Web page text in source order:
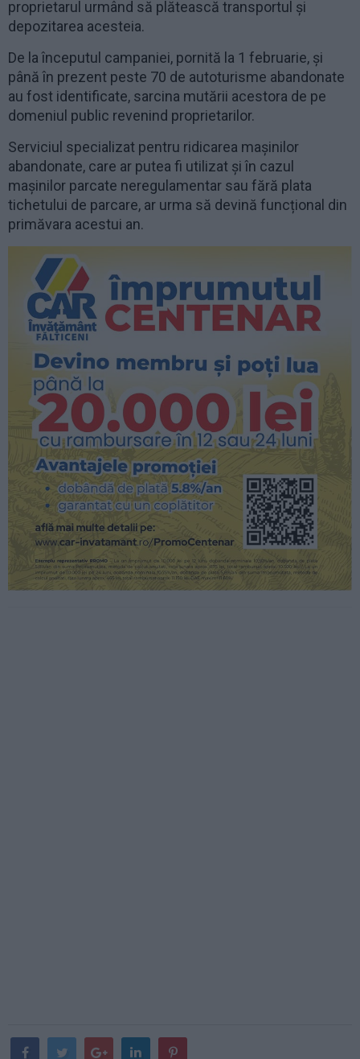
proprietarul urmând să plătească transportul și
depozitarea acesteia.
De la începutul campaniei, pornită la 1 februarie, și
până în prezent peste 70 de autoturisme abandonate
au fost identificate, sarcina mutării acestora de pe
domeniul public revenind proprietarilor.
Serviciul specializat pentru ridicarea mașinilor
abandonate, care ar putea fi utilizat și în cazul
mașinilor parcate neregulamentar sau fără plata
tichetului de parcare, ar urma să devină funcțional din
primăvara acestui an.